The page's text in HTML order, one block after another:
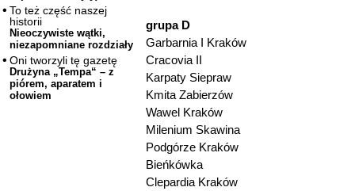
To też część naszej
historii
Nieoczywiste wątki,
niezapomniane rozdziały
Oni tworzyli tę gazetę
Drużyna „Tempa“ – z
piórem, aparatem i
ołowiem
grupa D
Garbarnia I Kraków
Cracovia II
Karpaty Siepraw
Kmita Zabierzów
Wawel Kraków
Milenium Skawina
Podgórze Kraków
Bieńkówka
Clepardia Kraków